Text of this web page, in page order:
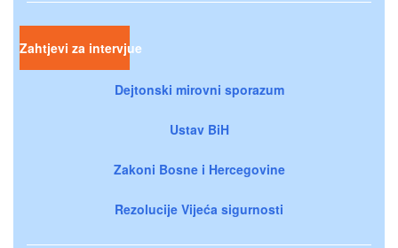
Zahtjevi za intervjue
Dejtonski mirovni sporazum
Ustav BiH
Zakoni Bosne i Hercegovine
Rezolucije Vijeća sigurnosti